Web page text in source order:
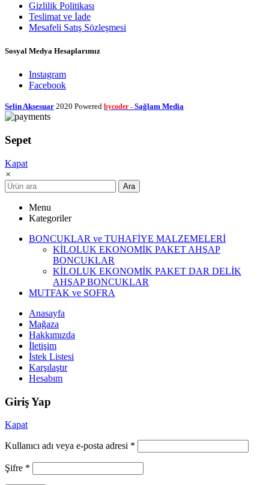
Gizlilik Politikası
Teslimat ve İade
Mesafeli Satış Sözleşmesi
Sosyal Medya Hesaplarımız
Instagram
Facebook
Selin Aksesuar 2020 Powered bycoder - Sağlam Media
Sepet
Kapat
×
Ara
Menu
Kategoriler
BONCUKLAR ve TUHAFİYE MALZEMELERİ
KİLOLUK EKONOMİK PAKET AHŞAP
BONCUKLAR
KİLOLUK EKONOMİK PAKET DAR DELİK
AHŞAP BONCUKLAR
MUTFAK ve SOFRA
Anasayfa
Mağaza
Hakkımızda
İletişim
İstek Listesi
Karşılaştır
Hesabım
Giriş Yap
Kapat
Kullanıcı adı veya e-posta adresi *
Şifre *